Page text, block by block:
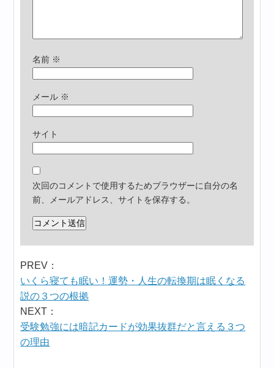
名前 ※
メール ※
サイト
次回のコメントで使用するためブラウザーに自分の名
前、メールアドレス、サイトを保存する。
PREV：
いくら寝ても眠い！運勢・人生の転換期は眠くなる
説の３つの根拠
NEXT：
受験勉強には暗記カードが効果抜群だと言える３つ
の理由